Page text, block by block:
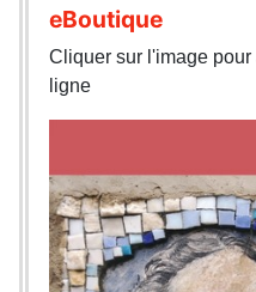
eBoutique
Cliquer sur l'image
ligne